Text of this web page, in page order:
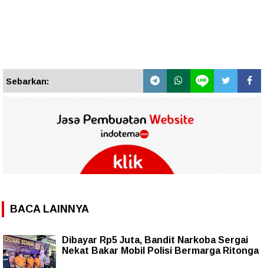
Sebarkan:
BACA LAINNYA
Dibayar Rp5 Juta, Bandit Narkoba Sergai
Nekat Bakar Mobil Polisi Bermarga Ritonga